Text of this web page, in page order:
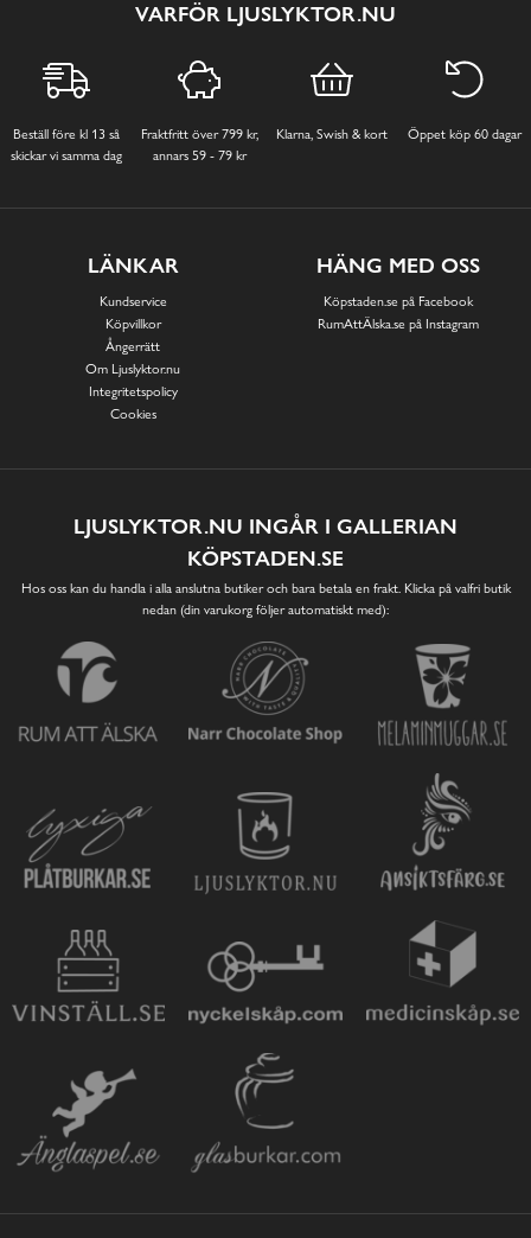
VARFÖR LJUSLYKTOR.NU
Beställ före kl 13 så
skickar vi samma dag
Fraktfritt över 799 kr,
annars 59 - 79 kr
Klarna, Swish & kort Öppet köp 60 dagar
LÄNKAR
Kundservice
Köpvillkor
Ångerrätt
Om Ljuslyktor.nu
Integritetspolicy
Cookies
HÄNG MED OSS
Köpstaden.se på Facebook
RumAttÄlska.se på Instagram
LJUSLYKTOR.NU INGÅR I GALLERIAN
KÖPSTADEN.SE
Hos oss kan du handla i alla anslutna butiker och bara betala en frakt. Klicka på valfri butik
nedan (din varukorg följer automatiskt med):